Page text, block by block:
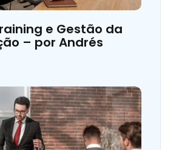
e Gestão da
– por Andrés